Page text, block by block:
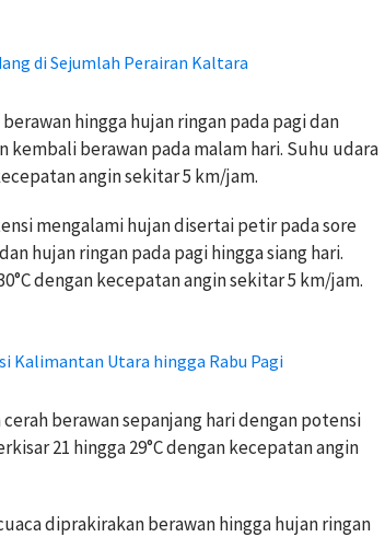
di Sejumlah Perairan Kaltara
hingga hujan ringan pada pagi dan
kembali berawan pada malam hari. Suhu udara
angin sekitar 5 km/jam.
mengalami hujan disertai petir pada sore
hujan ringan pada pagi hingga siang hari.
dengan kecepatan angin sekitar 5 km/jam.
Kalimantan Utara hingga Rabu Pagi
berawan sepanjang hari dengan potensi
21 hingga 29°C dengan kecepatan angin
diprakirakan berawan hingga hujan ringan